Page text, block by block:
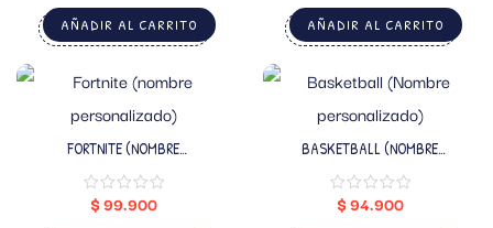
AÑADIR AL CARRITO AÑADIR AL CARRITO
FORTNITE (NOMBRE
$99.900
BASKETBALL (NOMBRE
$94.900